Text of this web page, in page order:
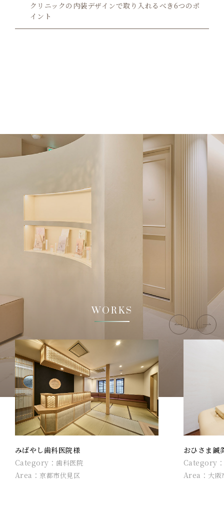
クリニックの内装デザインで取り入れるべき6つのポ
イント
WORKS
みばやし歯科医院様
Category：歯科医院
Area：京都市伏見区
おひさま鍼
Category
Area： 大阪